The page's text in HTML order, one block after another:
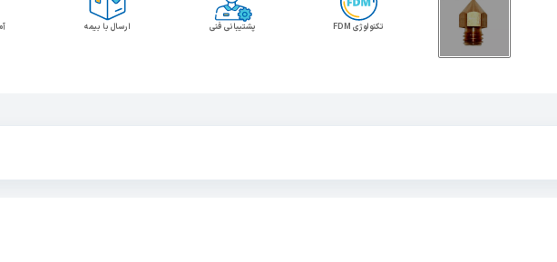
ارسال با بیمه پشتیبانی فنی تکنولوژی FDM